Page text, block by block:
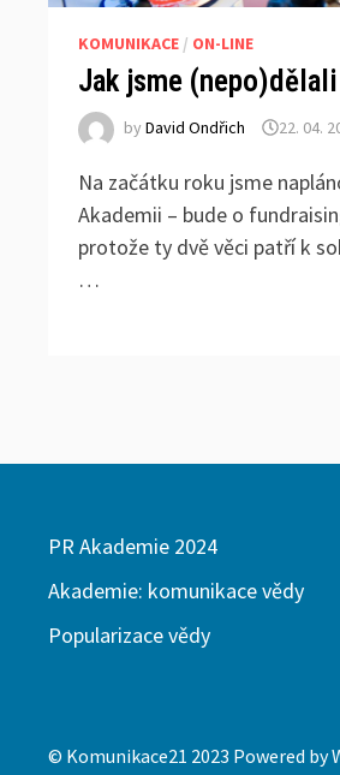
KOMUNIKACE / ON-LINE
Jak jsme
byDavid Ondřich 22. 04.
Na začátku roku jsme
Akademii – bude o
protože ty dvě věci patří k
…
PR Akademie 2024
Akademie: komunikace vědy
Popularizace vědy
© Komunikace21 2023 Powered by